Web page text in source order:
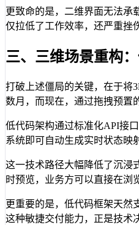
更致命的是，二维界面无法承
仅拉低了工作效率，还严重挫
三、三维场景重构
打破上述僵局的关键，在于将
数月，而现在，通过拖拽预置
低代码架构通过标准化API接
系统即可自动生成实时状态映
这一技术路径大幅降低了沉浸
时预览，业务方可以直接在浏
更重要的是，低代码框架天然
这种敏捷交付能力，正是技术